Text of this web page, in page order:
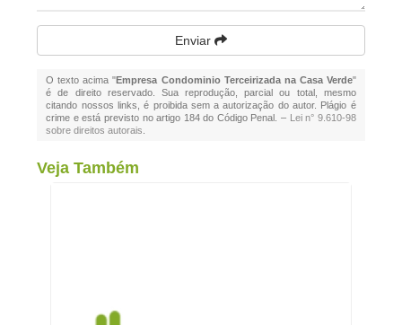
Enviar
O texto acima "Empresa Condominio Terceirizada na Casa Verde"
é de direito reservado. Sua reprodução, parcial ou total, mesmo
citando nossos links, é proibida sem a autorização do autor. Plágio é
crime e está previsto no artigo 184 do Código Penal. – Lei n° 9.610-98
sobre direitos autorais
Veja Também